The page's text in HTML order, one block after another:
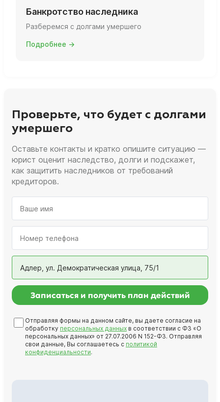
Банкротство наследника
Разберемся с долгами умершего
Подробнее →
Проверьте, что будет с долгами
умершего
Оставьте контакты и кратко опишите ситуацию —
юрист оценит наследство, долги и подскажет,
как защитить наследников от требований
кредиторов.
Адлер, ул. Демократическая улица, 75/1
Записаться и получить план действий
Отправляя формы на данном сайте, вы даете согласие на
обработку персональных данных в соответствии с ФЗ «О
персональных данных» от 27.07.2006 N 152-ФЗ. Отправляя
свои данные, Вы соглашаетесь с политикой
конфиденциальности.